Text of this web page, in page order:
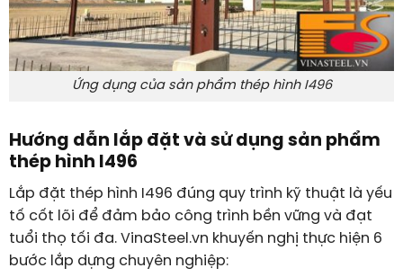
Ứng dụng của sản phẩm thép hình I496
Hướng dẫn lắp đặt và sử dụng sản phẩm
thép hình I496
Lắp đặt thép hình I496 đúng quy trình kỹ thuật là yếu
tố cốt lõi để đảm bảo công trình bền vững và đạt
tuổi thọ tối đa. VinaSteel.vn khuyến nghị thực hiện 6
bước lắp dựng chuyên nghiệp: